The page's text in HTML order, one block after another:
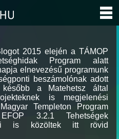
2015 elején a TÁMOP
Program alatt
elnevezésű programunk
beszámolónak adott
a Matehetsz által
is megjelenési
Templeton Program
3.2.1 Tehetségek
is közöltek itt rövid